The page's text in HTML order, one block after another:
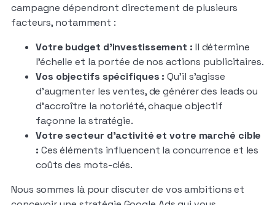
campagne dépendront directement de plusieurs
facteurs, notamment :
Votre budget d’investissement : Il détermine
l’échelle et la portée de nos actions publicitaires.
Vos objectifs spécifiques : Qu’il s’agisse
d’augmenter les ventes, de générer des leads ou
d’accroître la notoriété, chaque objectif
façonne la stratégie.
Votre secteur d’activité et votre marché cible
: Ces éléments influencent la concurrence et les
coûts des mots-clés.
Nous sommes là pour discuter de vos ambitions et